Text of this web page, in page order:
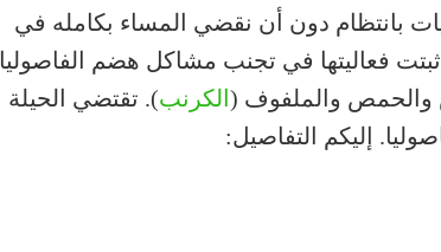
بانتظام دون أن نقضي المساء بكامله في
فعاليتها في تجنب مشاكل هضم الفاصوليا
والحمص والملفوف ( الكرنب). تقتضي الحيلة
إليكم التفاصيل: